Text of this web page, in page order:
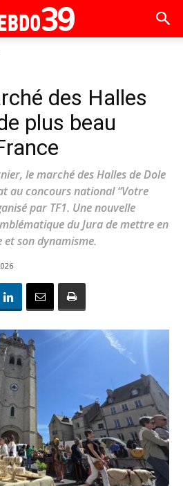
des Halles
plus beau
le marché des Halles de Dole
au concours national “Votre
par TF1. Une nouvelle
du Jura de mettre en
son dynamisme.